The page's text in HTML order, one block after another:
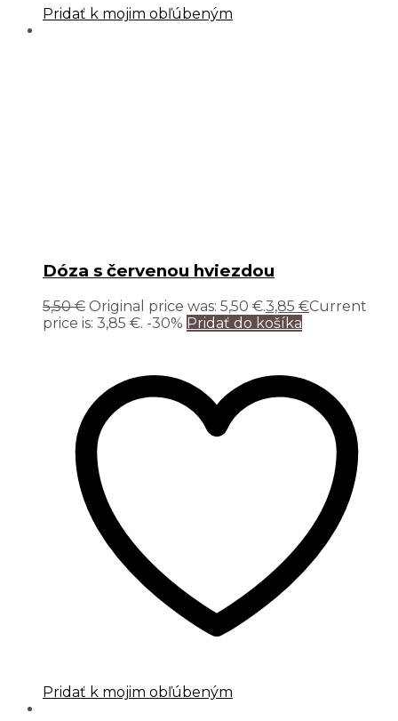
Pridať k mojim obľúbeným
Dóza s červenou hviezdou
5,50€ Original price was: 5,50 €.3,85 €Current
price is: 3,85 €. -30% Pridať do košíka
Pridať k mojim obľúbeným